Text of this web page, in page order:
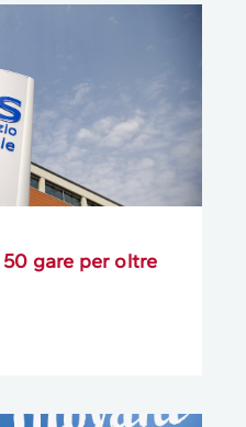
50 gare per oltre